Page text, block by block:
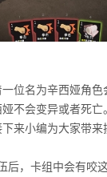
位名为辛西娅角
不会变异或者死
来小编为大家带
后，卡组中会有咬